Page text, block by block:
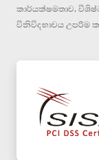
කාර්යක්ෂමතාව,
විනිවිදභාවය උපරිම